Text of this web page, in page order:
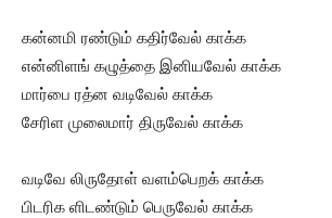
கன்னமி ரண்டும் கதிர்வேல் காக்க
என்னிளங் கழுத்தை இனியவேல் காக்க
மார்பை ரத்ன வடிவேல் காக்க
சேரிள முலைமார் திருவேல் காக்க
வடிவே லிருதோள் வளம்பெறக் காக்க
பிடரிக ளிடண்டும் பெருவேல் காக்க